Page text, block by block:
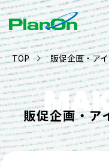
TOP
販促企画・ア